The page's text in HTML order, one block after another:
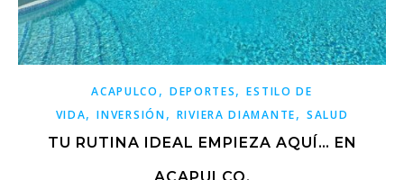
ACAPULCO , DEPORTES,ESTILO DE
VIDA,INVERSIÓN, RIVIERA DIAMANTE, SALUD
TU RUTINA IDEAL EMPIEZA AQUÍ… EN